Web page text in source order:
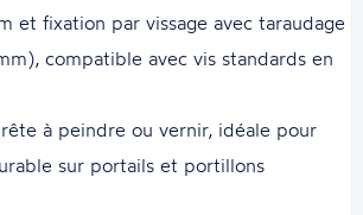
et fixation par vissage avec taraudage
compatible avec vis standards en
à peindre ou vernir, idéale pour
sur portails et portillons